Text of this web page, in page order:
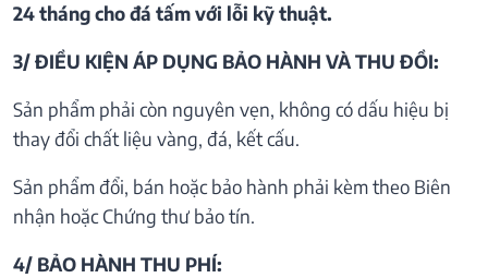
24 tháng cho đá tấm với lỗi kỹ thuật.
3/ ĐIỀU KIỆN ÁP DỤNG BẢO HÀNH VÀ THU ĐỒI:
Sản phẩm phải còn nguyên vẹn, không có dấu hiệu bị
thay đổi chất liệu vàng, đá, kết cấu.
Sản phẩm đổi, bán hoặc bảo hành phải kèm theo Biên
nhận hoặc Chứng thư bảo tín.
4/ BẢO HÀNH THU PHÍ: